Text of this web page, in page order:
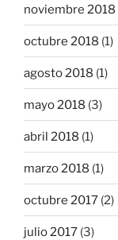
noviembre 2018
octubre 2018 (1)
agosto 2018 (1)
mayo 2018 (3)
abril 2018 (1)
marzo 2018 (1)
octubre 2017 (2)
julio 2017 (3)